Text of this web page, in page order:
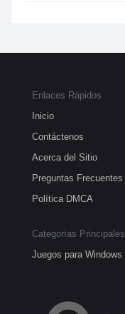
Enlaces Rápidos
Inicio
Contáctenos
Acerca del Sitio
Preguntas Frecuentes
Política DMCA
Categorías Principales
Juegos para Windows